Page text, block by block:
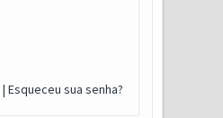
| Esqueceu sua senha?